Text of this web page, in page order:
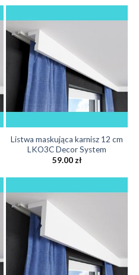
Listwa maskująca karnisz 12 cm
LKO3C Decor System
59.00zł